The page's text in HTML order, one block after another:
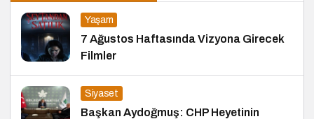
Yaşam
7 Ağustos Haftasında Vizyona Girecek
Filmler
Siyaset
Başkan Aydoğmuş: CHP Heyetinin